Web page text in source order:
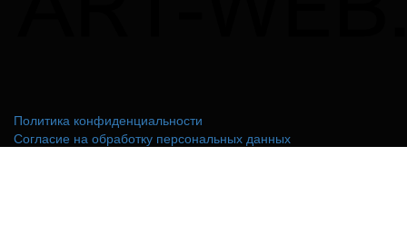
Политика конфиденциальности
Согласие на обработку персональных данных